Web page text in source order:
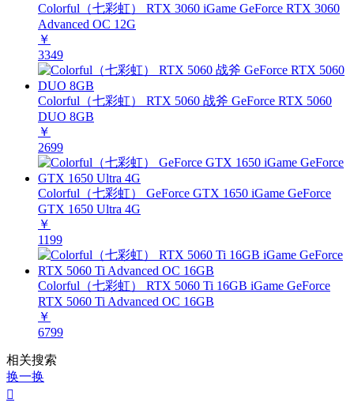
Colorful（七彩虹） RTX 3060 iGame GeForce RTX 3060
Advanced OC 12G
￥
3349
Colorful（七彩虹） RTX 5060 战斧 GeForce RTX 5060
DUO 8GB
￥
2699
Colorful（七彩虹） GeForce GTX 1650 iGame GeForce
GTX 1650 Ultra 4G
￥
1199
Colorful（七彩虹） RTX 5060 Ti 16GB iGame GeForce
RTX 5060 Ti Advanced OC 16GB
￥
6799
相关搜索
换一换
